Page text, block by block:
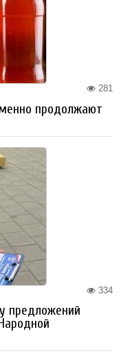
281
продолжают
334
предложений